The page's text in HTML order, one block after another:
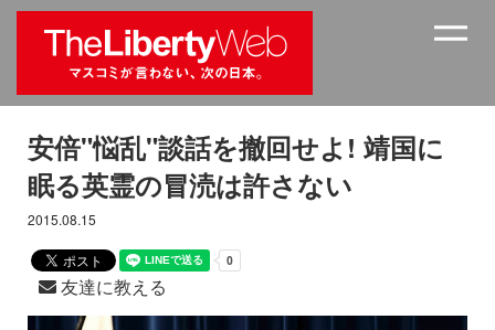
安倍"悩乱"談話を撤回せよ! 靖国に
眠る英霊の冒涜は許さない
2015.08.15
友達に教える